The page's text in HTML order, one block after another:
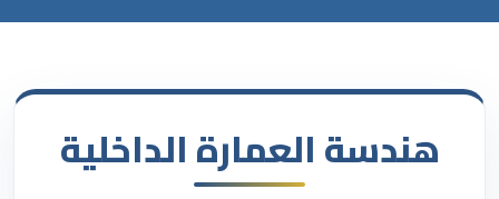
هندسة العمارة الداخلية